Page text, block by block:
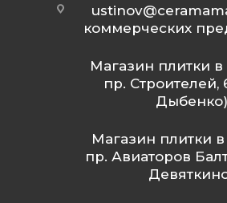
коммерческих
Магазин плитки в
пр. Строителей,
Дыбенко)
Магазин плитки
пр. Авиаторов